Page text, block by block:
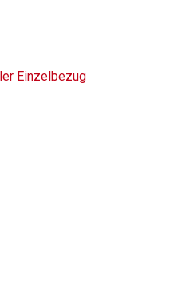
Einzelbezug